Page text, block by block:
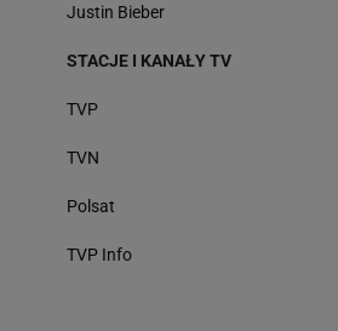
Justin Bieber
STACJE I KANAŁY TV
TVP
TVN
Polsat
TVP Info